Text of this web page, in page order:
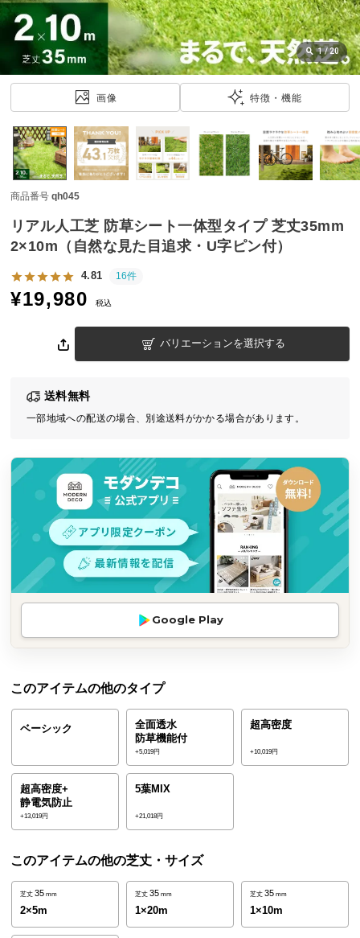
ッ
ク
た
ア
ム
特
覧
キ
カ
リ
ら
イ
ア
ト
1/20
画像 特徴・機能
商品番号 qh045
リアル人工芝 防草シート一体型タイプ 芝丈35mm
2×10m（自然な見た目追求・U字ピン付）
4.81 16件
¥19,980 税込
バリエーションを選択する
送料無料
一部地域への配送の場合、別途送料がかかる場合があります。
Google Play
このアイテムの他のタイプ
ベーシック
全面透水
防草機能付
+5,019円
超高密度
+10,019円
超高密度+
静電気防止
+13,019円
5葉MIX
+21,018円
このアイテムの他の芝丈・サイズ
芝丈 35 mm
2×5m
芝丈 35 mm
1×20m
芝丈 35 mm
1×10m